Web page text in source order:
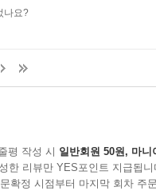
나요?
평 작성 시 일반회원 50원, 마니
한 리뷰만 YES포인트 지급됩니
확정 시점부터 마지막 회차 주